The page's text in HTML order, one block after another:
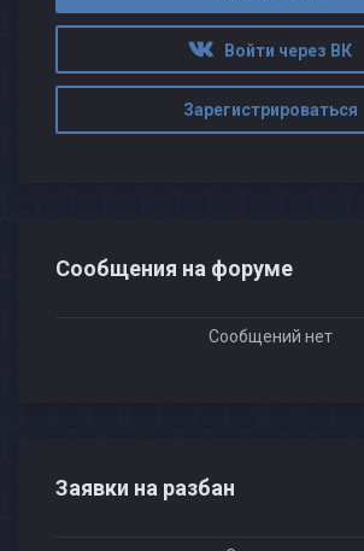
Войти через ВК
Зарегистрироваться
Сообщения на форуме
Сообщений нет
Заявки на разбан